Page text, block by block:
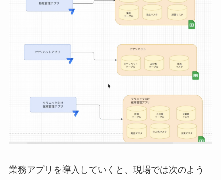
業務アプリを導入していくと、現場では次のよう